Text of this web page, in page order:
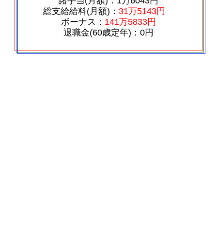
総支給給料(月額)： 31万5143円
ボーナス： 141万5833円
退職金(60歳定年)：0円